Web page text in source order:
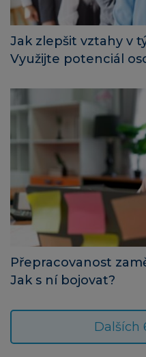
Jak zlepšit vztahy v
Využijte potenciál
Přepracovanost
Jak s ní bojovat?
Dalších